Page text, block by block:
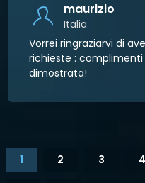
maurizio
Italia
Vorrei ringraziarvi di
richieste :
dimostrata!
1 2 3 4